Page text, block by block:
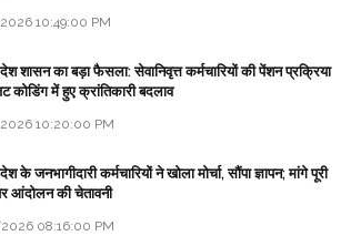
10:49:00 PM
शासन का बड़ा फैसला: सेवानिवृत्त कर्मचारियों की पेंशन प्रक्रिया
कोडिंग में हुए क्रांतिकारी बदलाव
10:20:00 PM
के जनभागीदारी कर्मचारियों ने खोला मोर्चा, सौंपा ज्ञापन; मांगे पूरी
आंदोलन की चेतावनी
08:16:00 PM